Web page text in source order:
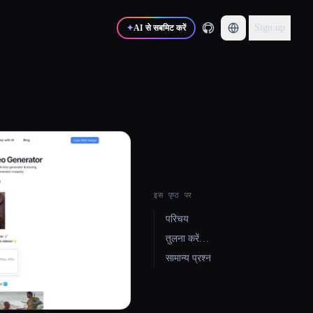
✦AI से सबमिट करें Sign up
इस पृष्ठ पर
परिचय
तुलना करें…
सामान्य प्रश्न